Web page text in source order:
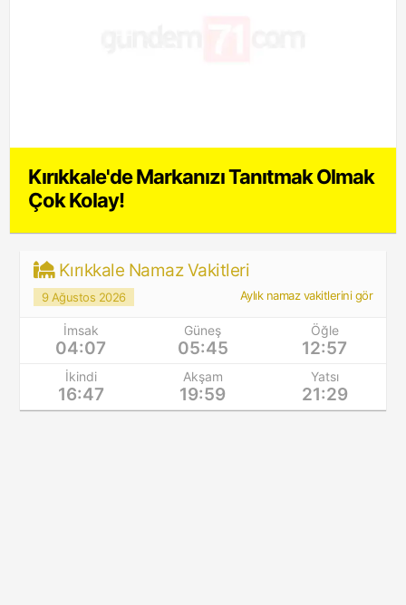
Kırıkkale'de Markanızı Tanıtmak Olmak
Çok Kolay!
Kırıkkale Namaz Vakitleri
9 Ağustos 2026 Aylık namaz vakitlerini gör
İmsak
04:07
Güneş
05:45
Öğle
12:57
İkindi
16:47
Akşam
19:59
Yatsı
21:29